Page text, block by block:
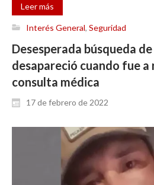
Leer más
Interés General, Seguridad
Desesperada búsqueda
desapareció cuando fue a
consulta médica
17 de febrero de 2022